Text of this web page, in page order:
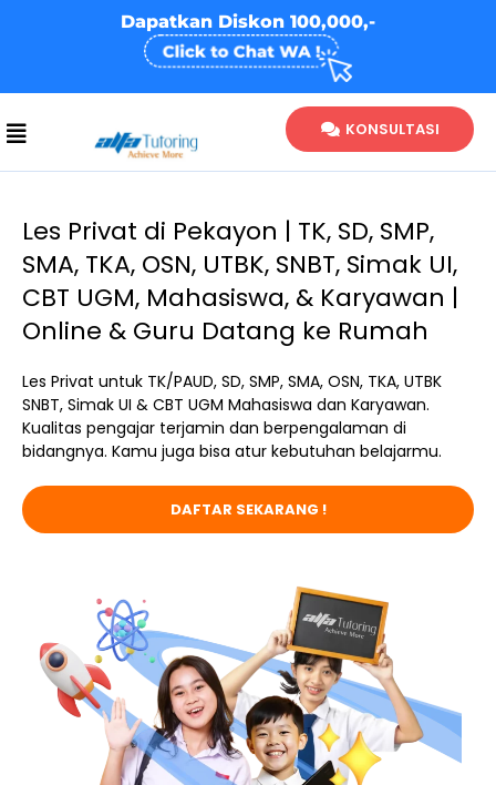
Dapatkan Diskon 100,000,-
KONSULTASI
Les Privat di Pekayon | TK, SD, SMP,
SMA, TKA, OSN, UTBK, SNBT, Simak UI,
CBT UGM, Mahasiswa, & Karyawan |
Online & Guru Datang ke Rumah
Les Privat untuk TK/PAUD, SD, SMP, SMA, OSN, TKA, UTBK
SNBT, Simak UI & CBT UGM Mahasiswa dan Karyawan.
Kualitas pengajar terjamin dan berpengalaman di
bidangnya. Kamu juga bisa atur kebutuhan belajarmu.
DAFTAR SEKARANG !